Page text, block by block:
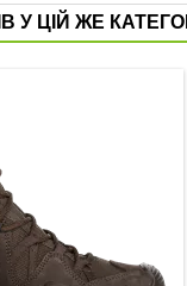
У ЦІЙ ЖЕ